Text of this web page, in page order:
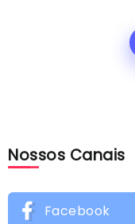
Nossos Canais
Facebook